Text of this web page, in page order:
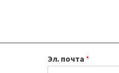
Эл. почта *